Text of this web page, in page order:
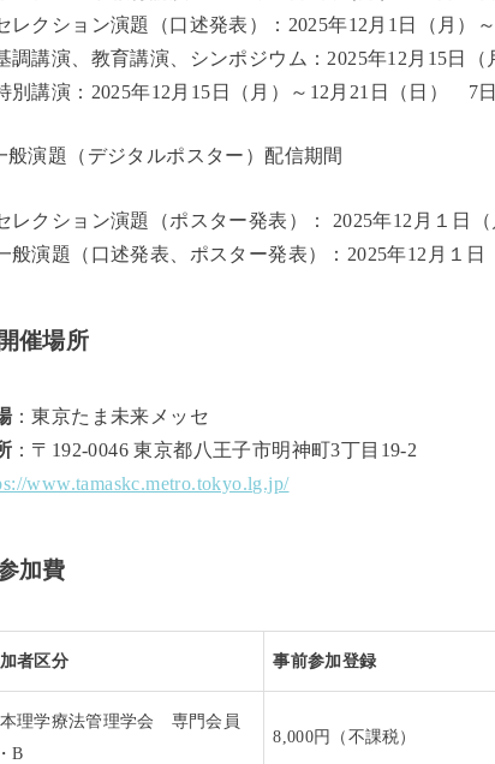
レクション演題（口述発表）：2025年12月1日（月）
調講演、教育講演、シンポジウム：2025年12月15日（
別講演：2025年12月15日（月）～12月21日（日） 7
般演題（デジタルポスター）配信期間
レクション演題（ポスター発表）： 2025年12月１日
般演題（口述発表、ポスター発表）：2025年12月１日
開催場所
：東京たま未来メッセ
：〒192-0046 東京都八王子市明神町3丁目19-2
www.tamaskc.metro.tokyo.lg.jp/
加費
者区分 事前参加登録
理学療法管理学会 専門会員
B
8,000円（不課税）